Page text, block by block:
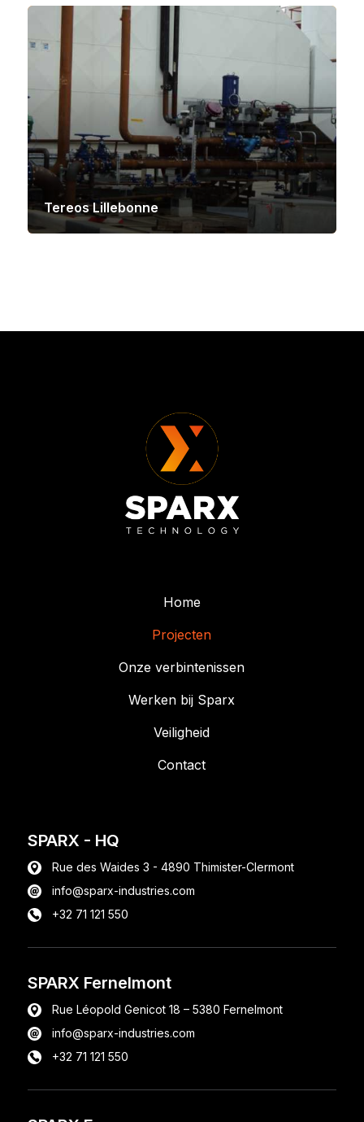
Tereos Lillebonne
Home
Projecten
Onze verbintenissen
Werken bij Sparx
Veiligheid
Contact
SPARX - HQ
Rue des Waides 3 - 4890 Thimister-Clermont
info@sparx-industries.com
+32 71 121 550
SPARX Fernelmont
Rue Léopold Genicot 18 – 5380 Fernelmont
info@sparx-industries.com
+32 71 121 550